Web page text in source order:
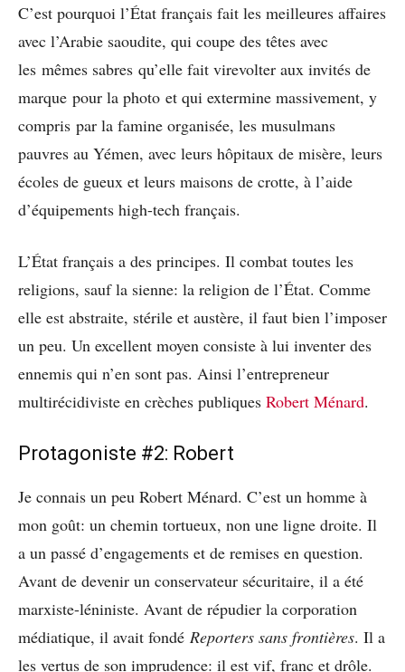
C’est pourquoi l’État français fait les meilleures affaires
avec l’Arabie saoudite, qui coupe des têtes avec
les mêmes sabres qu’elle fait virevolter aux invités de
marque pour la photo et qui extermine massivement, y
compris par la famine organisée, les musulmans
pauvres au Yémen, avec leurs hôpitaux de misère, leurs
écoles de gueux et leurs maisons de crotte, à l’aide
d’équipements high-tech français.
L’État français a des principes. Il combat toutes les
religions, sauf la sienne: la religion de l’État. Comme
elle est abstraite, stérile et austère, il faut bien l’imposer
un peu. Un excellent moyen consiste à lui inventer des
ennemis qui n’en sont pas. Ainsi l’entrepreneur
multirécidiviste en crèches publiques Robert Ménard.
Protagoniste #2: Robert
Je connais un peu Robert Ménard. C’est un homme à
mon goût: un chemin tortueux, non une ligne droite. Il
a un passé d’engagements et de remises en question.
Avant de devenir un conservateur sécuritaire, il a été
marxiste-léniniste. Avant de répudier la corporation
médiatique, il avait fondé Reporters sans frontières. Il a
les vertus de son imprudence: il est vif, franc et drôle.